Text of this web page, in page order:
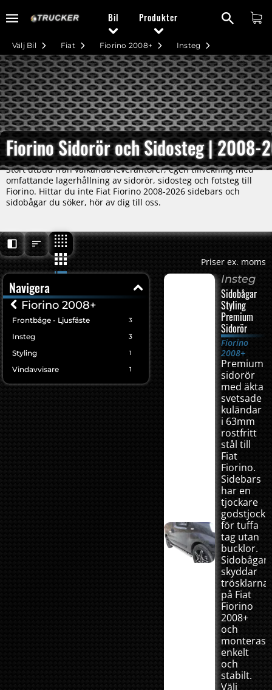
Bil Produkter
Insteg
Fiorino 2008+
Fiat
Välj Bil
Fiorino Sidorör och Sidosteg | 2008-
Stort utbud från välkända leverantörer, egen tillvekning med
omfattande lagerhållning av sidorör, sidosteg och fotsteg till
Fiorino. Hittar du inte Fiat Fiorino 2008-2026 sidebars och
sidobågar du söker, hör av dig till oss.
Priser ex. moms
Navigera
Fiorino 2008+
Frontbåge - Ljusfäste 3
Insteg 3
Styling 1
Vindavvisare 1
Insteg
Sidobågar
Styling
Premium
Sidorör
Fiorino
2008+
Premium
sidorör
med äkta
svetsade
kuländar
i 63mm
rostfritt
stål till
Fiat
Fiorino.
Sidebars
har en
tjockare
för tuffa
tag utan
bucklor.
skyddar
trösklarna
på Fiat
Fiorino
2008+
och
monteras
enkelt
och
stabilt.
Välj